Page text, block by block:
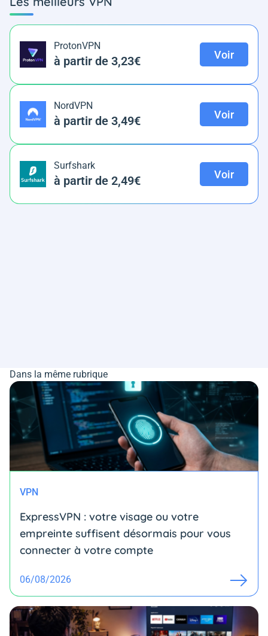
ProtonVPN
à partir de 3,23€ Voir
NordVPN
à partir de 3,49€ Voir
Surfshark
à partir de 2,49€ Voir
Dans la même rubrique
VPN
ExpressVPN : votre visage ou votre
empreinte suffisent désormais pour vous
connecter à votre compte
06/08/2026